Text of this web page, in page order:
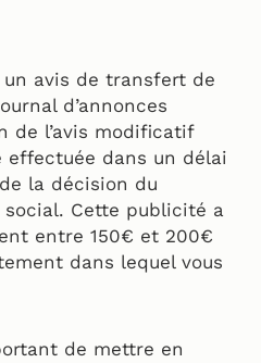
avis de transfert de
d’annonces
de l’avis modificatif
dans un délai
la décision du
social. Cette publicité a
entre 150€ et 200€
dans lequel vous
de mettre en